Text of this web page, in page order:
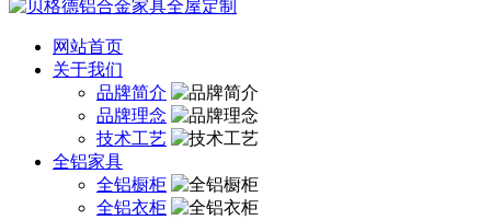
网站首页
关于我们
品牌简介
品牌理念
技术工艺
全铝家具
全铝橱柜
全铝衣柜